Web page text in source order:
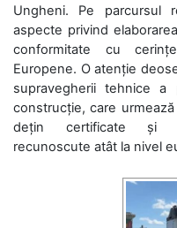
Ungheni. Pe parcursul
aspecte privind
conformitate cu
Europene. O atenție
supravegherii tehnice
construcție, care
dețin certificate și
recunoscute atât la nivel